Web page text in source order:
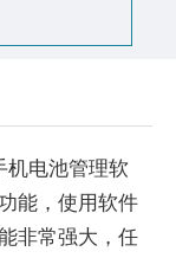
机电池管理软
能，使用软件
非常强大，任